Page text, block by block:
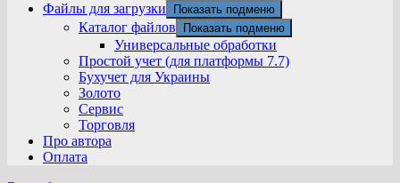
Файлы для загрузки
Показать подменю
Каталог файлов Показать подменю
Универсальные обработки
Простой учет (для платформы 7.7)
Бухучет для Украины
Золото
Сервис
Торговля
Про автора
Оплата